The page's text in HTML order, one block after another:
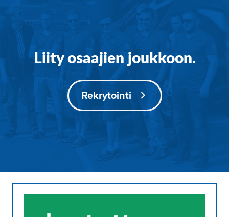
Liity osaajien joukkoon.
Rekrytointi